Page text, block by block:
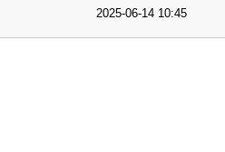
2025-06-14 10:45